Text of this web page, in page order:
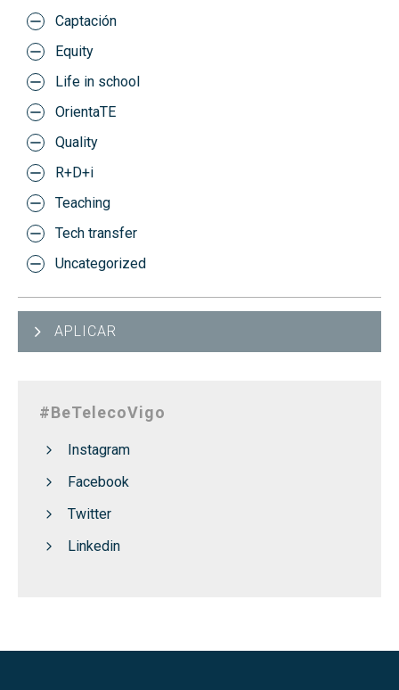
Captación
Equity
Life in school
OrientaTE
Quality
R+D+i
Teaching
Tech transfer
Uncategorized
APLICAR
#BeTelecoVigo
Instagram
Facebook
Twitter
Linkedin